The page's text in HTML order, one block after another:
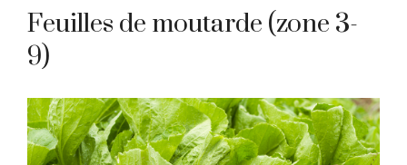
Feuilles de moutarde (zone 3-
9)